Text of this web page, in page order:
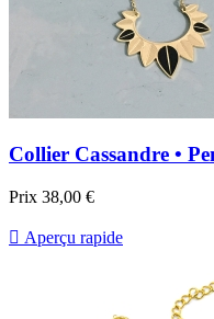
Collier Cassandre •
Prix 38,00 €
 Aperçu rapide